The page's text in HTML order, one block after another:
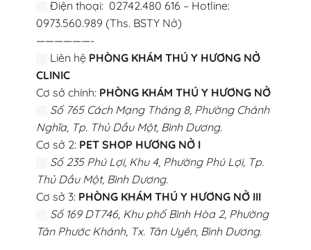
Điện thoại: 02742.480 616 – Hotline:
0973.560.989 (Ths. BSTY Nở)
——————-
Liên hệ PHÒNG KHÁM THÚ Y HƯƠNG NỞ
CLINIC
Cơ sở chính: PHÒNG KHÁM THÚ Y HƯƠNG NỞ
Số 765 Cách Mạng Tháng 8, Phường Chánh
Nghĩa, Tp. Thủ Dầu Một, Bình Dương.
Cơ sở 2: PET SHOP HƯƠNG NỞ I
Số 235 Phú Lợi, Khu 4, Phường Phú Lợi, Tp.
Thủ Dầu Một, Bình Dương.
Cơ sở 3: PHÒNG KHÁM THÚ Y HƯƠNG NỞ III
Số 169 DT746, Khu phố Bình Hòa 2, Phường
Tân Phước Khánh, Tx. Tân Uyên, Bình Dương.